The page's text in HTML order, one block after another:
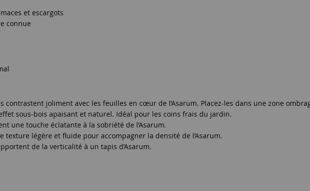
et escargots
connue
contrastent joliment avec les feuilles en cœur de l’Asarum. Placez-les dans une zone
sous-bois apaisant et naturel. Idéal pour les coins frais du jardin.
une touche éclatante à la sobriété de l’Asarum.
texture légère et fluide pour accompagner la densité de l’Asarum.
de la verticalité à un tapis d’Asarum.